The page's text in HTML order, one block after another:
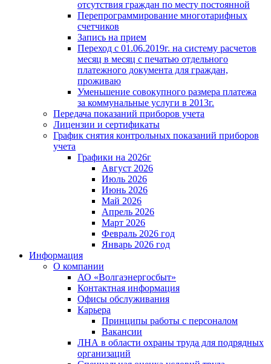
отсутствия граждан по месту постоянной
Перепрограммирование многотарифных
счетчиков
Запись на прием
Переход с 01.06.2019г. на систему расчетов
месяц в месяц с печатью отдельного
платежного документа для граждан,
проживаю
Уменьшение совокупного размера платежа
за коммунальные услуги в 2013г.
Передача показаний приборов учета
Лицензии и сертификаты
График снятия контрольных показаний приборов
учета
Графики на 2026г
Август 2026
Июль 2026
Июнь 2026
Май 2026
Апрель 2026
Март 2026
Февраль 2026 год
Январь 2026 год
Информация
О компании
АО «Волгаэнергосбыт»
Контактная информация
Офисы обслуживания
Карьера
Принципы работы с персоналом
Вакансии
ЛНА в области охраны труда для подрядных
организаций